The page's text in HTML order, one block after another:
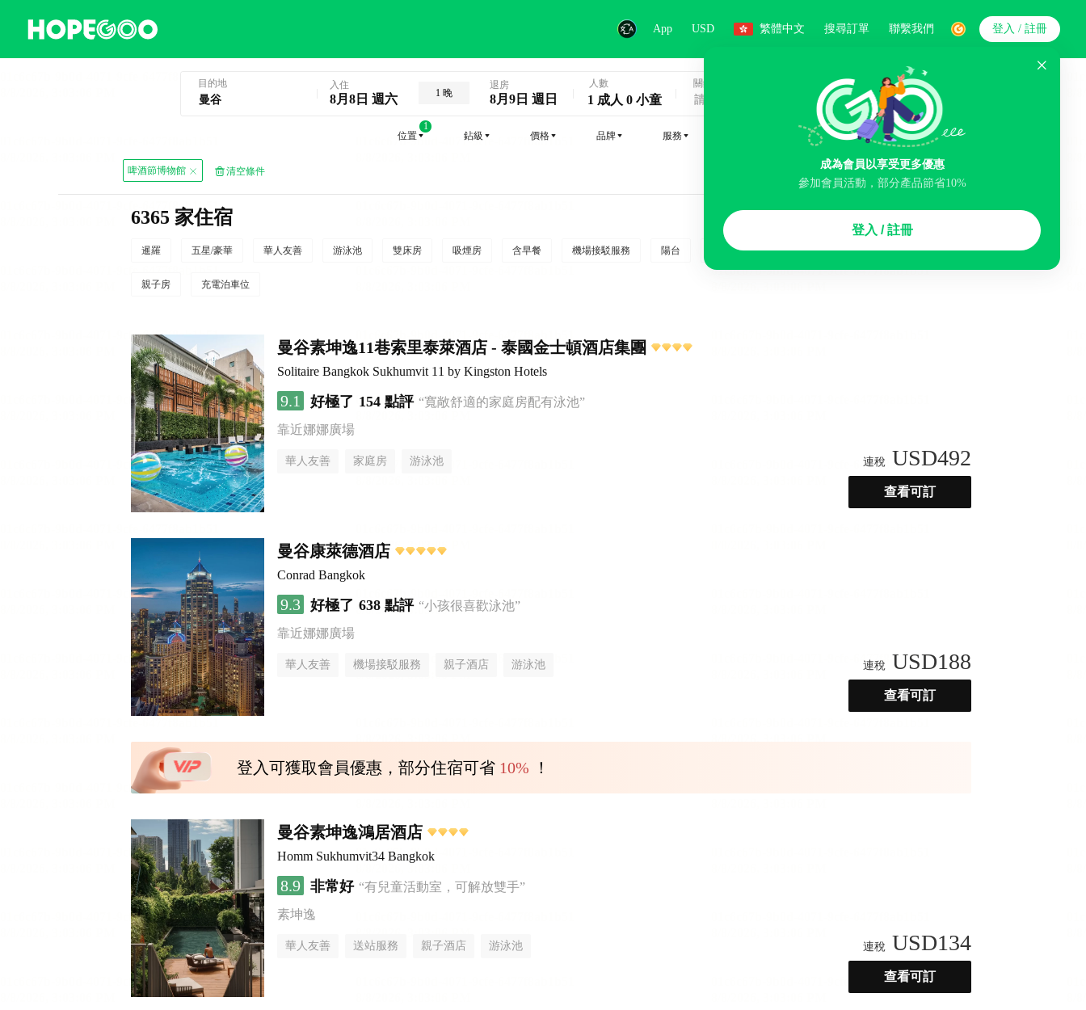
App USD 繁體中文 搜尋訂單 聯繫我們
成為會員以享受更多優惠
參加會員活動，部分產品節省10%
登入 / 註冊
登入 / 註冊
目的地 入住
8月8日 週六 1 晚
退房
8月9日 週日
人數
1 成人 0 小童
關鍵字
搜索
位置
1
鉆級
價格 品牌 服務
啤酒節博物館 清空條件
6365 家住宿
暹羅 五星/豪華 華人友善 游泳池 雙床房 吸煙房 含早餐 機場接駁服務 陽台 行李寄存服務 免費取消 民宿 泊車場
親子房 充電泊車位
曼谷素坤逸11巷索里泰萊酒店 - 泰國金士頓酒店集團
Solitaire Bangkok Sukhumvit 11 by Kingston Hotels
9.1 好極了 154 點評 “寬敞舒適的家庭房配有泳池”
靠近娜娜廣場
華人友善 家庭房 游泳池 連稅 USD492
查看可訂
曼谷康萊德酒店
Conrad Bangkok
9.3 好極了 638 點評 “小孩很喜歡泳池”
靠近娜娜廣場
華人友善 機場接駁服務 親子酒店 游泳池 連稅 USD188
查看可訂
登入可獲取會員優惠，部分住宿可省 10% ！
曼谷素坤逸鴻居酒店
Homm Sukhumvit34 Bangkok
8.9 非常好 “有兒童活動室，可解放雙手”
素坤逸
華人友善 送站服務 親子酒店 游泳池 連稅 USD134
查看可訂